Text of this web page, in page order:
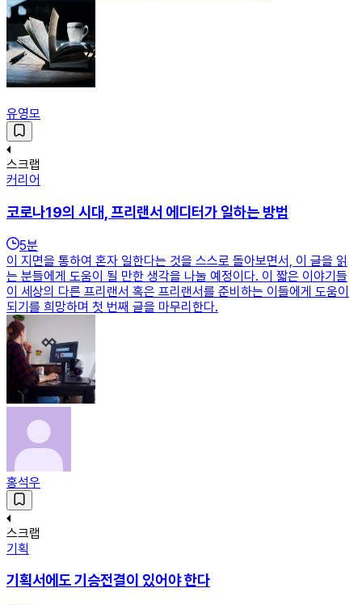
유영모
스크랩
커리어
코로나19의 시대, 프리랜서 에디터가 일하는 방법
5분
이 지면을 통하여 혼자 일한다는 것을 스스로 돌아보면서, 이 글을 읽
는 분들에게 도움이 될 만한 생각을 나눌 예정이다. 이 짧은 이야기들
이 세상의 다른 프리랜서 혹은 프리랜서를 준비하는 이들에게 도움이
되기를 희망하며 첫 번째 글을 마무리한다.
홍석우
스크랩
기획
기획서에도 기승전결이 있어야 한다